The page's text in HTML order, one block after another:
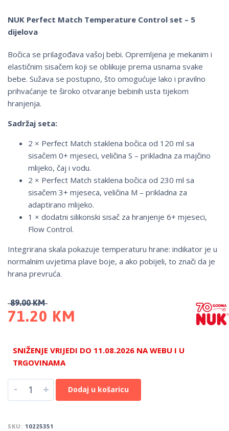
NUK Perfect Match Temperature Control set – 5
dijelova
Bočica se prilagođava vašoj bebi. Opremljena je mekanim i
elastičnim sisačem koji se oblikuje prema usnama svake
bebe. Sužava se postupno, što omogućuje lako i pravilno
prihvaćanje te široko otvaranje bebinih usta tijekom
hranjenja.
Sadržaj seta:
2 × Perfect Match staklena bočica od 120 ml sa
sisačem 0+ mjeseci, veličina S – prikladna za majčino
mlijeko, čaj i vodu.
2 × Perfect Match staklena bočica od 230 ml sa
sisačem 3+ mjeseca, veličina M – prikladna za
adaptirano mlijeko.
1 × dodatni silikonski sisač za hranjenje 6+ mjeseci,
Flow Control.
Integrirana skala pokazuje temperaturu hrane: indikator je u
normalnim uvjetima plave boje, a ako pobijeli, to znači da je
hrana prevruća.
89.00KM
71.20 KM
SNIŽENJE VRIJEDI DO 11.08.2026 NA WEBU I U
TRGOVINAMA
- + Dodaj u košaricu
SKU: 10225351